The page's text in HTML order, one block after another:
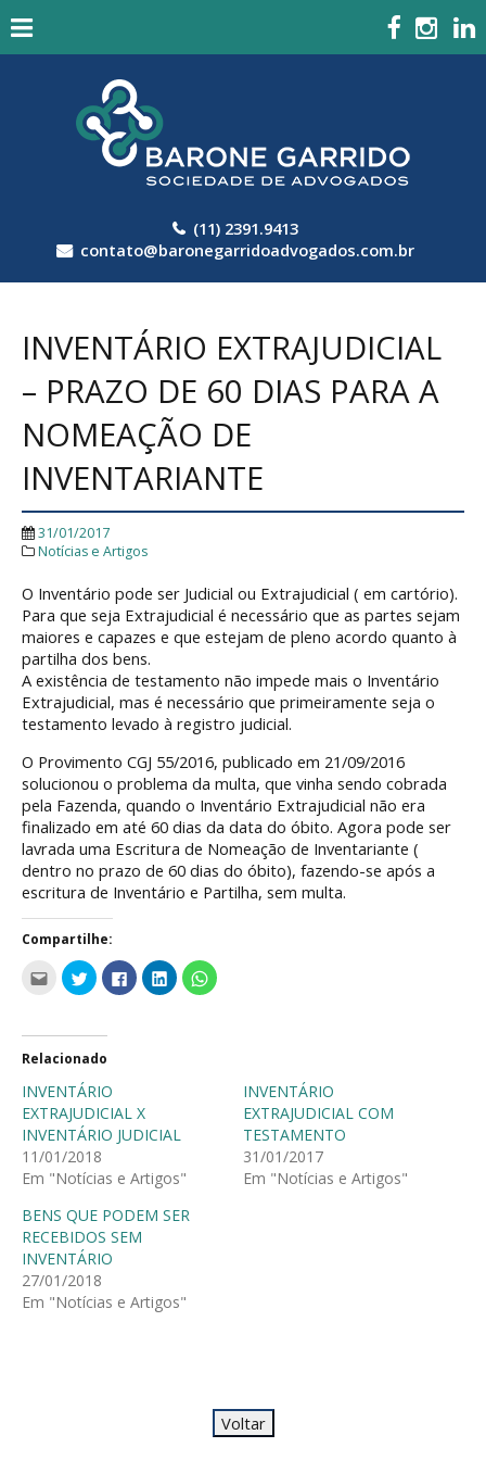
(11) 2391.9413
contato@baronegarridoadvogados.com.br
INVENTÁRIO EXTRAJUDICIAL
– PRAZO DE 60 DIAS PARA A
NOMEAÇÃO DE
INVENTARIANTE
31/01/2017
Notícias e Artigos
O Inventário pode ser Judicial ou Extrajudicial ( em cartório).
Para que seja Extrajudicial é necessário que as partes sejam
maiores e capazes e que estejam de pleno acordo quanto à
partilha dos bens.
A existência de testamento não impede mais o Inventário
Extrajudicial, mas é necessário que primeiramente seja o
testamento levado à registro judicial.
O Provimento CGJ 55/2016, publicado em 21/09/2016
solucionou o problema da multa, que vinha sendo cobrada
pela Fazenda, quando o Inventário Extrajudicial não era
finalizado em até 60 dias da data do óbito. Agora pode ser
lavrada uma Escritura de Nomeação de Inventariante (
dentro no prazo de 60 dias do óbito), fazendo-se após a
escritura de Inventário e Partilha, sem multa.
Compartilhe:
Clique
para
enviar
a
um
amigo(abre
nova
janela)
Clique
para
compartilhar
em
nova
janela)
Clique
para
compartilhar
Clique
para
compartilhar
Clique
para
Relacionado
INVENTÁRIO
EXTRAJUDICIAL X
INVENTÁRIO JUDICIAL
11/01/2018
Em "Notícias e Artigos"
INVENTÁRIO
EXTRAJUDICIAL COM
TESTAMENTO
31/01/2017
Em "Notícias e Artigos"
BENS QUE PODEM SER
RECEBIDOS SEM
INVENTÁRIO
27/01/2018
Em "Notícias e Artigos"